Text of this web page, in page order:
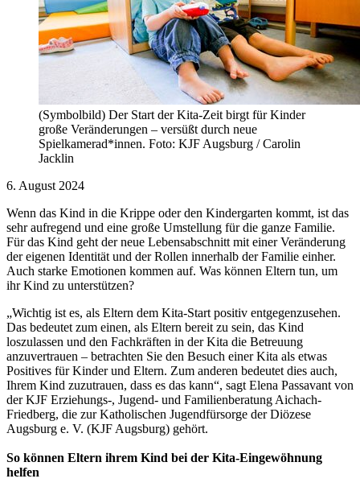
(Symbolbild) Der Start der Kita-Zeit birgt für Kinder
große Veränderungen – versüßt durch neue
Spielkamerad*innen. Foto: KJF Augsburg / Carolin
Jacklin
6. August 2024
Wenn das Kind in die Krippe oder den Kindergarten kommt, ist das
sehr aufregend und eine große Umstellung für die ganze Familie.
Für das Kind geht der neue Lebensabschnitt mit einer Veränderung
der eigenen Identität und der Rollen innerhalb der Familie einher.
Auch starke Emotionen kommen auf. Was können Eltern tun, um
ihr Kind zu unterstützen?
„Wichtig ist es, als Eltern dem Kita-Start positiv entgegenzusehen.
Das bedeutet zum einen, als Eltern bereit zu sein, das Kind
loszulassen und den Fachkräften in der Kita die Betreuung
anzuvertrauen – betrachten Sie den Besuch einer Kita als etwas
Positives für Kinder und Eltern. Zum anderen bedeutet dies auch,
Ihrem Kind zuzutrauen, dass es das kann“, sagt Elena Passavant von
der KJF Erziehungs-, Jugend- und Familienberatung Aichach-
Friedberg, die zur Katholischen Jugendfürsorge der Diözese
Augsburg e. V. (KJF Augsburg) gehört.
So können Eltern ihrem Kind bei der Kita-Eingewöhnung
helfen